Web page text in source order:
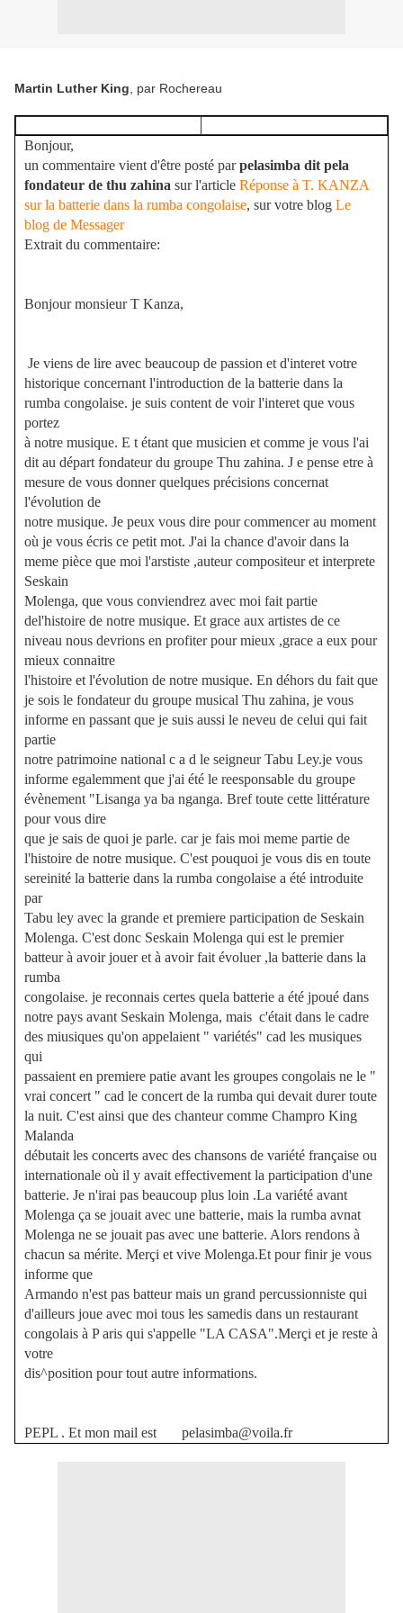
Martin Luther King , par Rochereau
Bonjour,
un commentaire vient d'être posté parpelasimba dit pela
fondateur de thu zahina sur l'article Réponse à T. KANZA
sur la batterie dans la rumba congolaise, sur votre blog Le
blog de Messager
Extrait du commentaire:
Bonjour monsieur T Kanza,
Je viens de lire avec beaucoup de passion et d'interet votre
historique concernant l'introduction de la batterie dans la
rumba congolaise. je suis content de voir l'interet que vous
portez
à notre musique. E t étant que musicien et comme je vous l'ai
dit au départ fondateur du groupe Thu zahina. J e pense etre à
mesure de vous donner quelques précisions concernat
l'évolution de
notre musique. Je peux vous dire pour commencer au moment
où je vous écris ce petit mot. J'ai la chance d'avoir dans la
meme pièce que moi l'arstiste ,auteur compositeur et interprete
Seskain
Molenga, que vous conviendrez avec moi fait partie
del'histoire de notre musique. Et grace aux artistes de ce
niveau nous devrions en profiter pour mieux ,grace a eux pour
mieux connaitre
l'histoire et l'évolution de notre musique. En déhors du fait que
je sois le fondateur du groupe musical Thu zahina, je vous
informe en passant que je suis aussi le neveu de celui qui fait
partie
notre patrimoine national c a d le seigneur Tabu Ley.je vous
informe egalemment que j'ai été le reesponsable du groupe
évènement "Lisanga ya ba nganga. Bref toute cette littérature
pour vous dire
que je sais de quoi je parle. car je fais moi meme partie de
l'histoire de notre musique. C'est pouquoi je vous dis en toute
sereinité la batterie dans la rumba congolaise a été introduite
par
Tabu ley avec la grande et premiere participation de Seskain
Molenga. C'est donc Seskain Molenga qui est le premier
batteur à avoir jouer et à avoir fait évoluer ,la batterie dans la
rumba
congolaise. je reconnais certes quela batterie a été jpoué dans
notre pays avant Seskain Molenga, mais c'était dans le cadre
des miusiques qu'on appelaient " variétés" cad les musiques
qui
passaient en premiere patie avant les groupes congolais ne le "
vrai concert " cad le concert de la rumba qui devait durer toute
la nuit. C'est ainsi que des chanteur comme Champro King
Malanda
débutait les concerts avec des chansons de variété française ou
internationale où il y avait effectivement la participation d'une
batterie. Je n'irai pas beaucoup plus loin .La variété avant
Molenga ça se jouait avec une batterie, mais la rumba avnat
Molenga ne se jouait pas avec une batterie. Alors rendons à
chacun sa mérite. Merçi et vive Molenga.Et pour finir je vous
informe que
Armando n'est pas batteur mais un grand percussionniste qui
d'ailleurs joue avec moi tous les samedis dans un restaurant
congolais à P aris qui s'appelle "LA CASA".Merçi et je reste à
votre
dis^position pour tout autre informations.
PEPL . Et mon mail est pelasimba@voila.fr